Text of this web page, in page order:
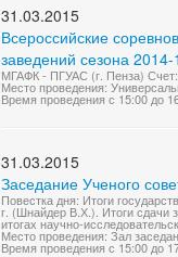
31.03.2015
Всероссийские
заведений сезона
МГАФК - ПГУАС (г. Пенза)
Место проведения:
Время проведения с 15:00 до
31.03.2015
Заседание Ученого
Повестка дня: Итоги
г. (Шнайдер В.Х.). Итоги сдачи
итогах научно-
Место проведения: Зал
Время проведения с 15:00 до